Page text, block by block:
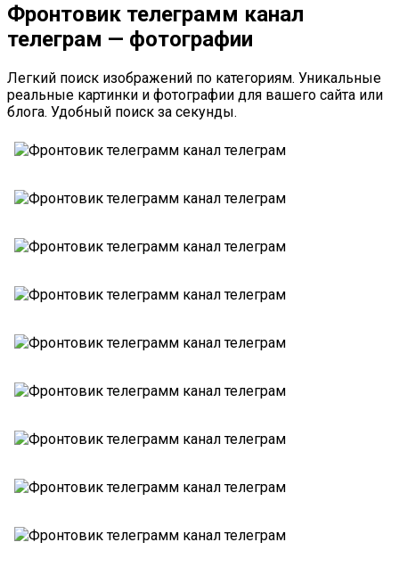
Фронтовик телеграмм канал
телеграм — фотографии
Легкий поиск изображений по категориям. Уникальные
реальные картинки и фотографии для вашего сайта или
блога. Удобный поиск за секунды.